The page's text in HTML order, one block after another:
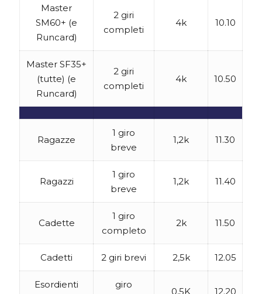
Master
SM60+ (e
Runcard)
2 giri
completi
4k 10.10
Master SF35+
(tutte) (e
Runcard)
2 giri
completi
4k 10.50
Ragazze
1 giro
breve
1,2k 11.30
Ragazzi
1 giro
breve
1,2k 11.40
Cadette
1 giro
completo
2k 11.50
Cadetti 2 giri brevi 2,5k 12.05
Esordienti
giro
0,5K 12.20